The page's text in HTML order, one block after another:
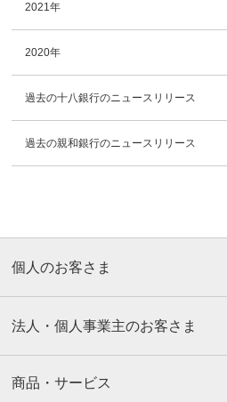
2021年
2020年
過去の十八銀行のニュースリリース
過去の親和銀行のニュースリリース
個人のお客さま
法人・個人事業主のお客さま
商品・サービス